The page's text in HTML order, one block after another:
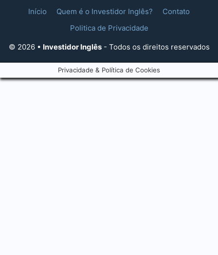
Início Quem é o Investidor Inglês?
Contato
Politica de Privacidade
© 2026 • Investidor Inglês- Todos os direitos reservados
Privacidade & Política de Cookies